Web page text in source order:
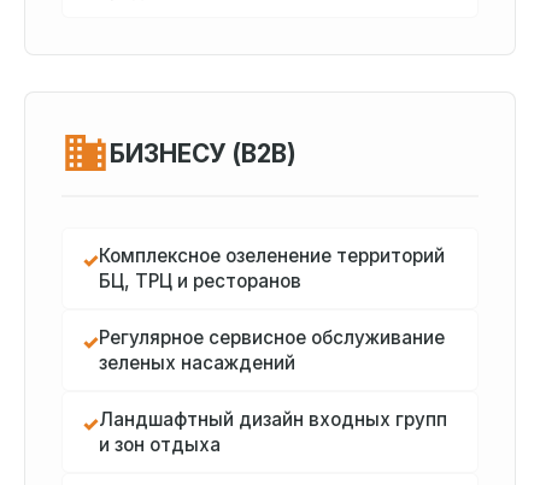
БИЗНЕСУ (B2B)
✓Комплексное озеленение территорий
БЦ, ТРЦ и ресторанов
✓Регулярное сервисное обслуживание
зеленых насаждений
✓Ландшафтный дизайн входных групп
и зон отдыха